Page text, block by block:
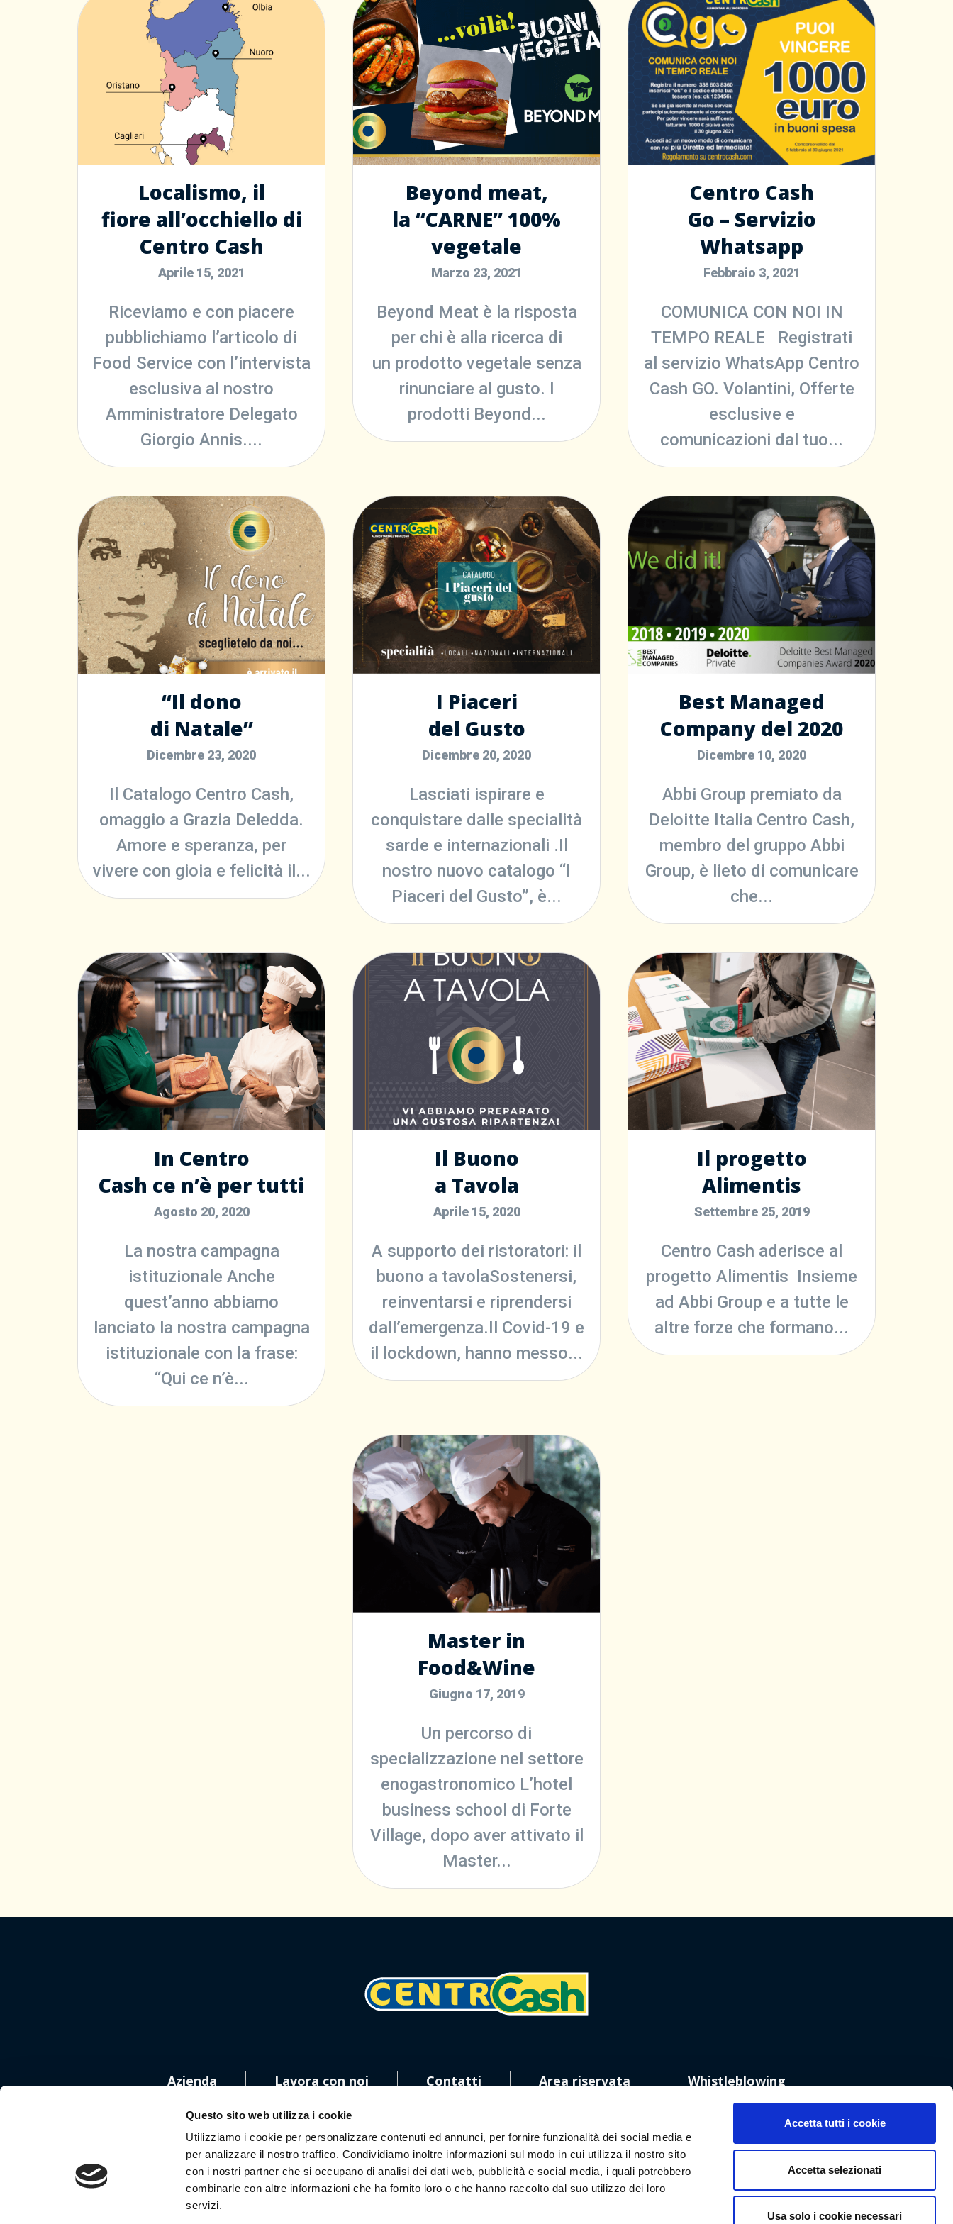
Questo sito web utilizza i cookie
Utilizziamo i cookie per personalizzare contenuti ed annunci, per fornire funzionalità dei social media e
per analizzare il nostro traffico. Condividiamo inoltre informazioni sul modo in cui utilizza il nostro sito
con i nostri partner che si occupano di analisi dei dati web, pubblicità e social media, i quali potrebbero
combinarle con altre informazioni che ha fornito loro o che hanno raccolto dal suo utilizzo dei loro
servizi.
Accetta tutti i cookie
Accetta selezionati
Usa solo i cookie necessari
Area Riservata
Localismo, il
fiore all’occhiello di
Centro Cash
Aprile 15, 2021
Riceviamo e con piacere
pubblichiamo l’articolo di
Food Service con l’intervista
esclusiva al nostro
Amministratore Delegato
Giorgio Annis....
Beyond meat,
la “CARNE” 100%
vegetale
Marzo 23, 2021
Beyond Meat è la risposta
per chi è alla ricerca di
un prodotto vegetale senza
rinunciare al gusto. I
prodotti Beyond...
Centro Cash
Go – Servizio
Whatsapp
Febbraio 3, 2021
COMUNICA CON NOI IN
TEMPO REALE Registrati
al servizio WhatsApp Centro
Cash GO. Volantini, Offerte
esclusive e
comunicazioni dal tuo...
“Il dono
di Natale”
Dicembre 23, 2020
Il Catalogo Centro Cash,
omaggio a Grazia Deledda.
Amore e speranza, per
vivere con gioia e felicità il...
I Piaceri
del Gusto
Dicembre 20, 2020
Lasciati ispirare e
conquistare dalle specialità
sarde e internazionali .Il
nostro nuovo catalogo “I
Piaceri del Gusto”, è...
Best Managed
Company del 2020
Dicembre 10, 2020
Abbi Group premiato da
Deloitte Italia Centro Cash,
membro del gruppo Abbi
Group, è lieto di comunicare
che...
In Centro
Cash ce n’è per tutti
Agosto 20, 2020
La nostra campagna
istituzionale Anche
quest’anno abbiamo
lanciato la nostra campagna
istituzionale con la frase:
“Qui ce n’è...
Il Buono
a Tavola
Aprile 15, 2020
A supporto dei ristoratori: il
buono a tavolaSostenersi,
reinventarsi e riprendersi
dall’emergenza.Il Covid-19 e
il lockdown, hanno messo...
Il progetto
Alimentis
Settembre 25, 2019
Centro Cash aderisce al
progetto Alimentis Insieme
ad Abbi Group e a tutte le
altre forze che formano...
Master in
Food&Wine
Giugno 17, 2019
Un percorso di
specializzazione nel settore
enogastronomico L’hotel
business school di Forte
Village, dopo aver attivato il
Master...
Azienda Lavora con noi Contatti Area riservata Whistleblowing
Seguici sui social!